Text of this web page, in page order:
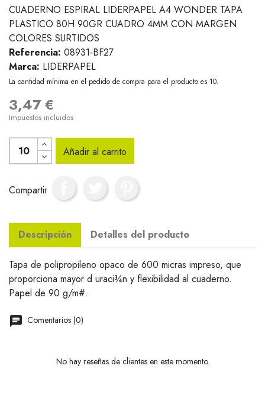
CUADERNO ESPIRAL LIDERPAPEL A4 WONDER TAPA
PLASTICO 80H 90GR CUADRO 4MM CON MARGEN
COLORES SURTIDOS
Referencia: 08931-BF27
Marca: LIDERPAPEL
La cantidad mínima en el pedido de compra para el producto es 10.
3,47 €
Impuestos incluidos
Añadir al carrito
Compartir
Descripción Detalles del producto
Tapa de polipropileno opaco de 600 micras impreso, que
proporciona mayor d uraci¾n y flexibilidad al cuaderno.
Papel de 90 g/m#.
Comentarios (0)
No hay reseñas de clientes en este momento.